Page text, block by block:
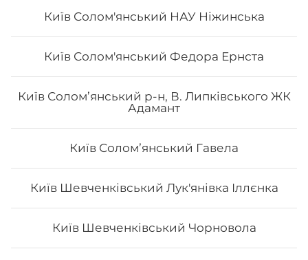
Київ Солом'янський НАУ Ніжинська
Київ Солом'янський Федора Ернста
Київ Солом’янський р-н, В. Липківського ЖК
Адамант
Київ Соломʼянський Гавела
Київ Шевченківський Лук'янівка Іллєнка
Київ Шевченківський Чорновола
Філадельфія з лососем
Вага: 270 г Склад: норі, рис, сир філа, огірок, лосось
сирий